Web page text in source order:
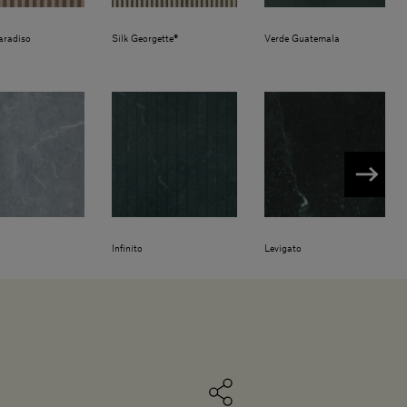
Silk Georgette® Verde Guatemala
Infinito Levigato